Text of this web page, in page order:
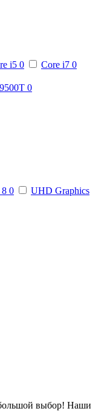
i5 0 Core i7 0
9500T 0
8 0
UHD Graphics
выбор! Наши